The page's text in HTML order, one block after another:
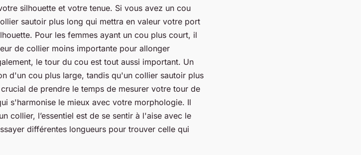
silhouette et votre tenue. Si vous avez un cou
sautoir plus long qui mettra en valeur votre port
Pour les femmes ayant un cou plus court, il
de collier moins importante pour allonger
le tour du cou est tout aussi important. Un
d'un cou plus large, tandis qu'un collier sautoir plus
de prendre le temps de mesurer votre tour de
s'harmonise le mieux avec votre morphologie. Il
collier, l’essentiel est de se sentir à l'aise avec le
différentes longueurs pour trouver celle qui